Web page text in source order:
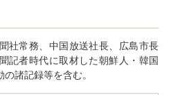
社常務、中国放送社長、広島市長
記者時代に取材した朝鮮人・韓国
諸記録等を含む。